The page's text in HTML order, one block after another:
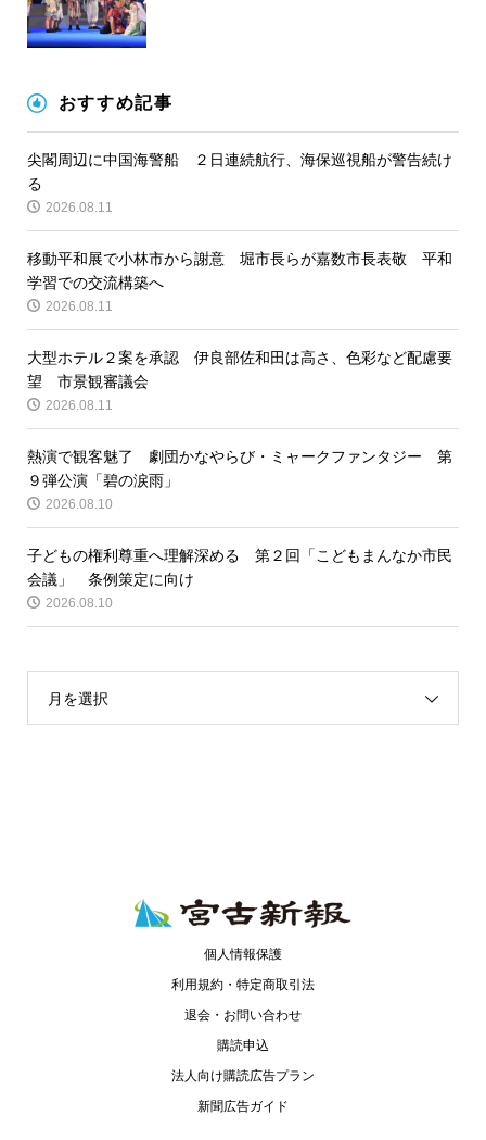
おすすめ記事
尖閣周辺に中国海警船 ２日連続航行、海保巡視船が警告続け
る
2026.08.11
移動平和展で小林市から謝意 堀市長らが嘉数市長表敬 平和
学習での交流構築へ
2026.08.11
大型ホテル２案を承認 伊良部佐和田は高さ、色彩など配慮要
望 市景観審議会
2026.08.11
熱演で観客魅了 劇団かなやらび・ミャークファンタジー 第
９弾公演「碧の涙雨」
2026.08.10
子どもの権利尊重へ理解深める 第２回「こどもまんなか市民
会議」 条例策定に向け
2026.08.10
月を選択
個人情報保護
利用規約・特定商取引法
退会・お問い合わせ
購読申込
法人向け購読広告プラン
新聞広告ガイド